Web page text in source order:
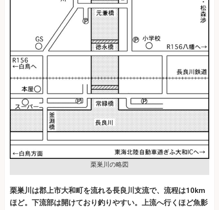
栗巣川の略図
栗巣川は郡上市大和町を流れる長良川支流で、流程は10km
ほど。下流部は開けており釣りやすい。上流へ行くほど魚影